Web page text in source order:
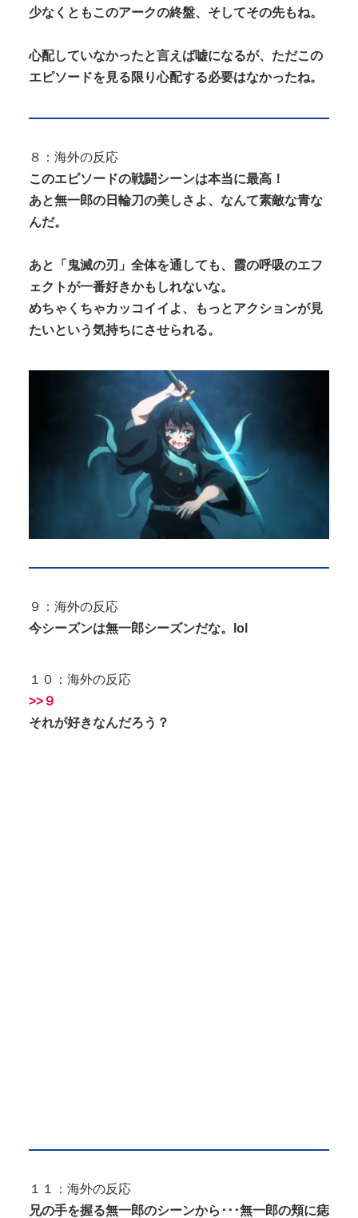
少なくともこのアークの終盤、そしてその先もね。
心配していなかったと言えば嘘になるが、ただこの
エピソードを見る限り心配する必要はなかったね。
８：海外の反応
このエピソードの戦闘シーンは本当に最高！
あと無一郎の日輪刀の美しさよ、なんて素敵な青な
んだ。
あと「鬼滅の刃」全体を通しても、霞の呼吸のエフ
ェクトが一番好きかもしれないな。
めちゃくちゃカッコイイよ、もっとアクションが見
たいという気持ちにさせられる。
９：海外の反応
今シーズンは無一郎シーズンだな。lol
１０：海外の反応
>>９
それが好きなんだろう？
１１：海外の反応
兄の手を握る無一郎のシーンから･･･無一郎の頬に痣